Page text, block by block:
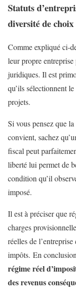
Statuts
diversité de choix
Comme expliqué ci-
leur propre
juridiques. Il est
qu’ils sélectionnent
projets.
Si vous pensez que
convient, sachez
fiscal peut
liberté lui permet de
condition qu’il
imposé.
Il est à préciser que
charges
réelles de
impôts. En
régime réel
des revenus